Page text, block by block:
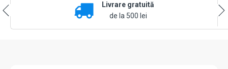
Livrare gratuită
de la 500 lei